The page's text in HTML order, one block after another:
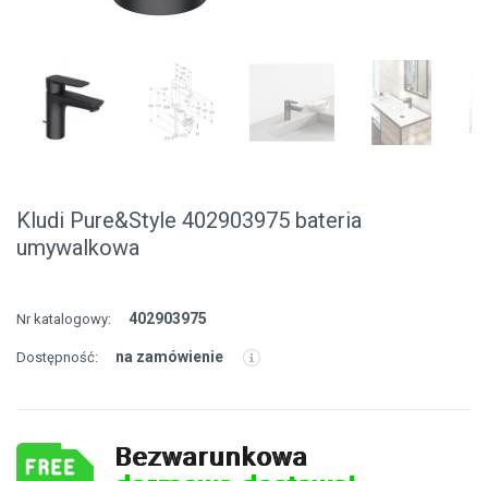
Kludi Pure&Style 402903975 bateria
umywalkowa
Nr katalogowy: 402903975
Dostępność: na zamówienie
Bezwarunkowa